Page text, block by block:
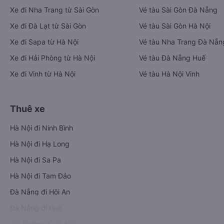
Xe đi Nha Trang từ Sài Gòn
Xe đi Đà Lạt từ Sài Gòn
Xe đi Sapa từ Hà Nội
Xe đi Hải Phòng từ Hà Nội
Xe đi Vinh từ Hà Nội
Vé tàu Sài Gòn Đà Nẵng
Vé tàu Sài Gòn Hà Nội
Vé tàu Nha Trang Đà
Vé tàu Đà Nẵng Huế
Vé tàu Hà Nội Vinh
Thuê xe
Hà Nội đi Ninh Bình
Hà Nội đi Hạ Long
Hà Nội đi Sa Pa
Hà Nội đi Tam Đảo
Đà Nẵng đi Hội An